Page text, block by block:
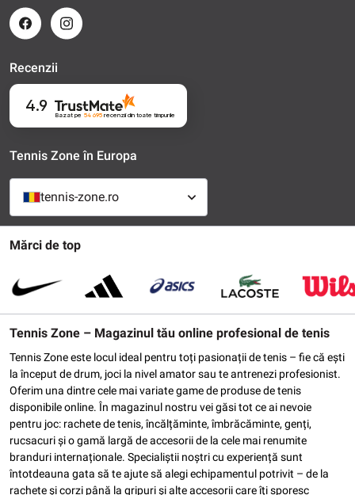
Mărci de top
Tennis Zone – Magazinul tău online profesional de tenis
Tennis Zone este locul ideal pentru toți pasionații de tenis – fie că ești
la început de drum, joci la nivel amator sau te antrenezi profesionist.
Oferim una dintre cele mai variate game de produse de tenis
disponibile online. În magazinul nostru vei găsi tot ce ai nevoie
pentru joc: rachete de tenis, încălțăminte, îmbrăcăminte, genți,
rucsacuri și o gamă largă de accesorii de la cele mai renumite
branduri internaționale. Specialiștii noștri cu experiență sunt
întotdeauna gata să te ajute să alegi echipamentul potrivit – de la
rachete și corzi până la gripuri și alte accesorii care îți sporesc
Recenzii
4.9
Bazat pe 54 695recenziidin toate timpurile
Tennis Zone în Europa
tennis-zone.ro